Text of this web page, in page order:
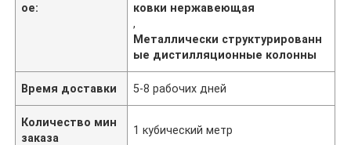
ое:
ковки нержавеющая
,
Металлически структурированн
ые дистилляционные колонны
Время доставки 5-8 рабочих дней
Количество мин
заказа
1 кубический метр